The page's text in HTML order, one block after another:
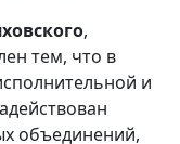
,
тем, что в
и
объединений,